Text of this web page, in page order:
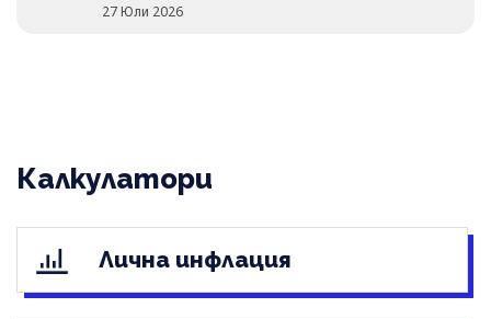
27 Юли 2026
Калкулатори
Лична инфлация